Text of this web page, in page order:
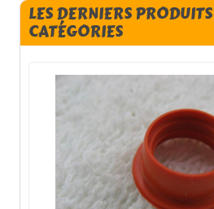
LES DERNIERS
CATÉGORIES